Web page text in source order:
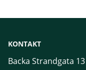
KONTAKT
Backa Strandgata 13